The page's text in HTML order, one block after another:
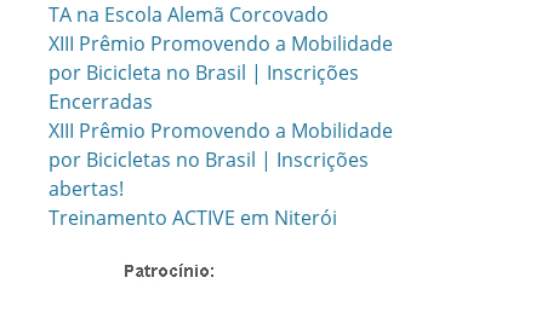
TA na Escola Alemã Corcovado
XIII Prêmio Promovendo a Mobilidade
por Bicicleta no Brasil | Inscrições
Encerradas
XIII Prêmio Promovendo a Mobilidade
por Bicicletas no Brasil | Inscrições
abertas!
Treinamento ACTIVE em Niterói